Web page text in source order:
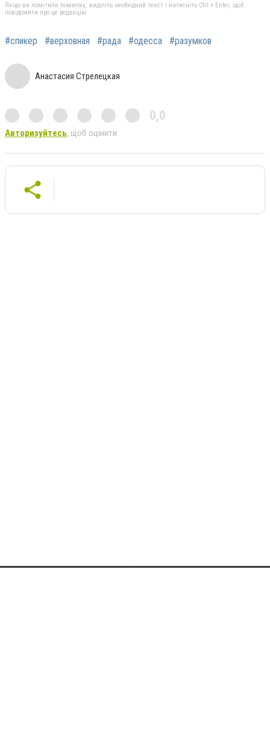
Якщо ви помітили помилку, виділіть необхідний текст і натисніть Ctrl + Enter, щоб
повідомити про це редакцію
#спикер #верховная #рада #одесса #разумков
Анастасия Стрелецкая
0,0
Авторизуйтесь, щоб оцінити